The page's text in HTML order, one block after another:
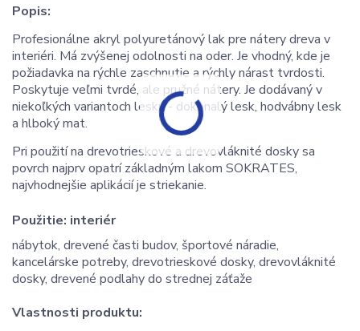
Popis:
Profesionálne akryl polyuretánový lak pre nátery dreva v
interiéri. Má zvýšenej odolnosti na oder. Je vhodný, kde je
požiadavka na rýchle zaschnutie a rýchly nárast tvrdosti.
Poskytuje veľmi tvrdé, ale pružné nátery. Je dodávaný v
niekoľkých variantoch lesku - dokonalý lesk, hodvábny lesk
a hlboký mat.
Pri použití na drevotrieskové a drevovláknité dosky sa
povrch najprv opatrí základným lakom SOKRATES,
najvhodnejšie aplikácií je striekanie.
Použitie: interiér
nábytok, drevené časti budov, športové náradie,
kancelárske potreby, drevotrieskové dosky, drevovláknité
dosky, drevené podlahy do strednej záťaže
Vlastnosti produktu: